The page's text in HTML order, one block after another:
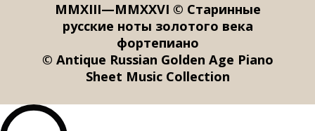
MMXIII—MMXXVI © Старинные
русские ноты золотого века
фортепиано
© Antique Russian Golden Age Piano
Sheet Music Collection